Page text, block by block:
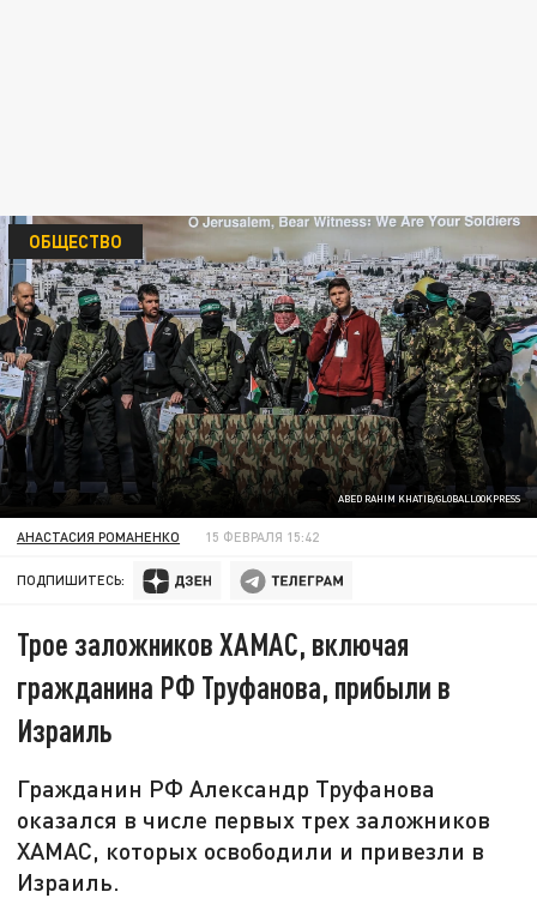
ABED RAHIM KHATIB/GLOBALLOOKPRESS
ОБЩЕСТВО
АНАСТАСИЯ РОМАНЕНКО 15 ФЕВРАЛЯ 15:42
ПОДПИШИТЕСЬ:
Трое заложников ХАМАС, включая
гражданина РФ Труфанова, прибыли в
Израиль
Гражданин РФ Александр Труфанова
оказался в числе первых трех заложников
ХАМАС, которых освободили и привезли в
Израиль.